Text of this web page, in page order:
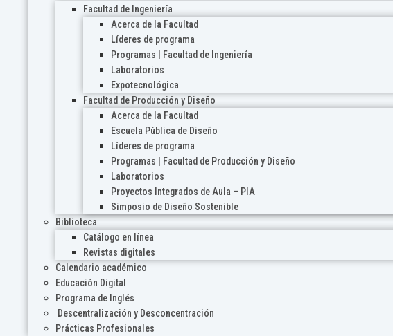
Facultad de Ingeniería
Acerca de la Facultad
Líderes de programa
Programas | Facultad de Ingeniería
Laboratorios
Expotecnológica
Facultad de Producción y Diseño
Acerca de la Facultad
Escuela Pública de Diseño
Líderes de programa
Programas | Facultad de Producción y Diseño
Laboratorios
Proyectos Integrados de Aula – PIA
Simposio de Diseño Sostenible
Biblioteca
Catálogo en línea
Revistas digitales
Calendario académico
Educación Digital
Programa de Inglés
Descentralización y Desconcentración
Prácticas Profesionales